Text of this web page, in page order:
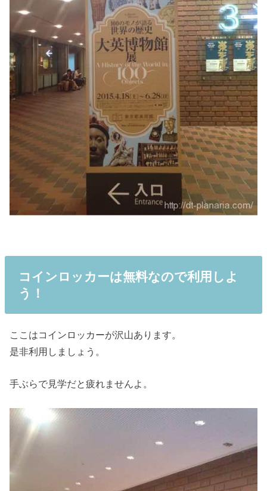
コインロッカーは無料なので利用しよ
う！
ここはコインロッカーが沢山あります。
是非利用しましょう。
手ぶらで見学だと疲れませんよ。